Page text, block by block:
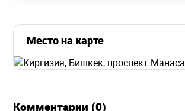
Место на карте
Комментарии (0)